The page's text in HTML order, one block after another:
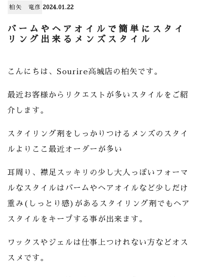
柏矢 竜彦 2024.01.22
バームやヘアオイルで簡単にスタイ
リング出来るメンズスタイル
こんにちは、Sourire高城店の柏矢です。
最近お客様からリクエストが多いスタイルをご紹
介します。
スタイリング剤をしっかりつけるメンズのスタイ
ルよりここ最近オーダーが多い
耳周り、襟足スッキリの少し大人っぽいフォーマ
ルなスタイルはバームやヘアオイルなど少しだけ
重み(しっとり感)があるスタイリング剤でもヘア
スタイルをキープする事が出来ます。
ワックスやジェルは仕事上つけれない方などオス
スメです。